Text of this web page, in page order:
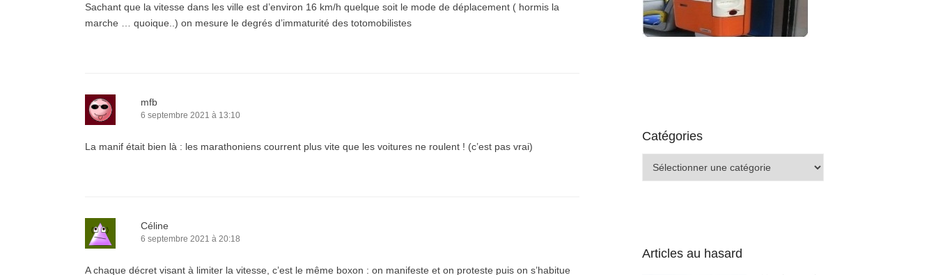
Sachant que la vitesse dans les ville est d’environ 16 km/h quelque soit le mode de déplacement ( hormis la
marche … quoique..) on mesure le degrés d’immaturité des totomobilistes
mfb
6 septembre 2021 à 13:10
La manif était bien là : les marathoniens courrent plus vite que les voitures ne roulent ! (c’est pas vrai)
Céline
6 septembre 2021 à 20:18
A chaque décret visant à limiter la vitesse, c’est le même boxon : on manifeste et on proteste puis on s’habitue
Catégories
Articles au hasard